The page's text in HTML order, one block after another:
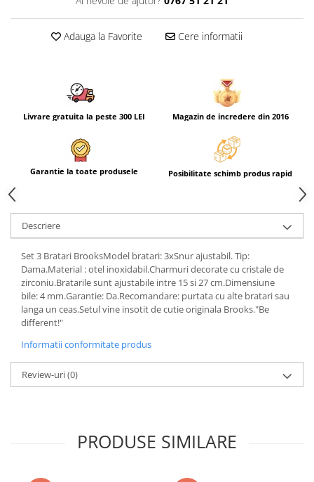
Adauga la Favorite Cere informatii
Livrare gratuita la peste 300 LEI Magazin de incredere din 2016
Garantie la toate produsele Posibilitate schimb produs rapid
Descriere
Set 3 Bratari BrooksModel bratari: 3xSnur ajustabil. Tip:
Dama.Material : otel inoxidabil.Charmuri decorate cu cristale de
zirconiu.Bratarile sunt ajustabile intre 15 si 27 cm.Dimensiune
bile: 4 mm.Garantie: Da.Recomandare: purtata cu alte bratari sau
langa un ceas.Setul vine insotit de cutie originala Brooks."Be
different!"
Informatii conformitate produs
Review-uri(0)
PRODUSE SIMILARE